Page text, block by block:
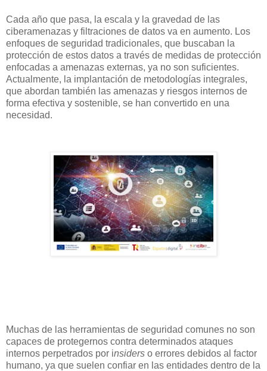
Cada año que pasa, la escala y la gravedad de las
ciberamenazas y filtraciones de datos va en aumento. Los
enfoques de seguridad tradicionales, que buscaban la
protección de estos datos a través de medidas de protección
enfocadas a amenazas externas, ya no son suficientes.
Actualmente, la implantación de metodologías integrales,
que abordan también las amenazas y riesgos internos de
forma efectiva y sostenible, se han convertido en una
necesidad.
Muchas de las herramientas de seguridad comunes no son
capaces de protegernos contra determinados ataques
internos perpetrados por insiders o errores debidos al factor
humano, ya que suelen confiar en las entidades dentro de la